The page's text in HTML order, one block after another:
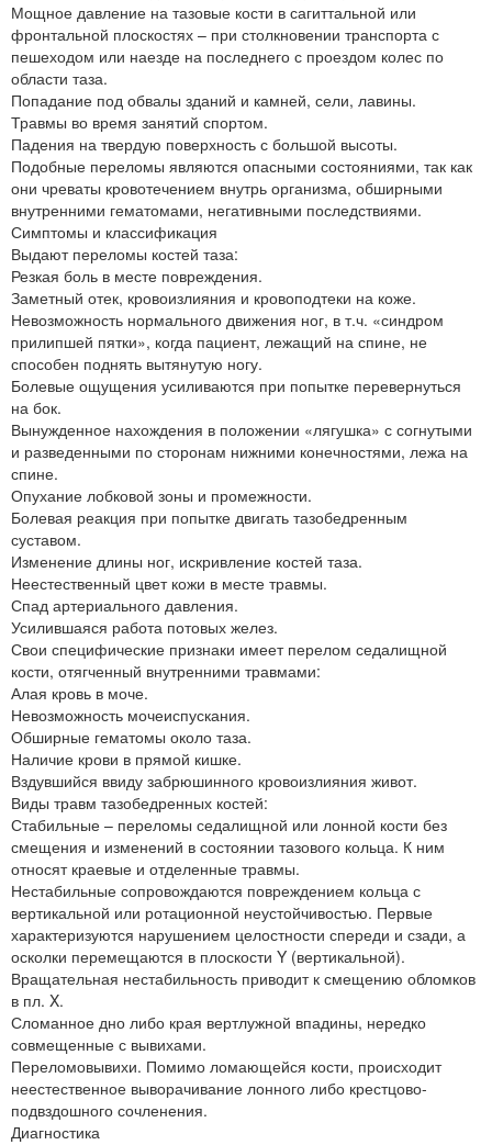
Мощное давление на тазовые кости в сагиттальной или
фронтальной плоскостях – при столкновении транспорта с
пешеходом или наезде на последнего с проездом колес по
области таза.
Попадание под обвалы зданий и камней, сели, лавины.
Травмы во время занятий спортом.
Падения на твердую поверхность с большой высоты.
Подобные переломы являются опасными состояниями, так как
они чреваты кровотечением внутрь организма, обширными
внутренними гематомами, негативными последствиями.
Симптомы и классификация
Выдают переломы костей таза:
Резкая боль в месте повреждения.
Заметный отек, кровоизлияния и кровоподтеки на коже.
Невозможность нормального движения ног, в т.ч. «синдром
прилипшей пятки», когда пациент, лежащий на спине, не
способен поднять вытянутую ногу.
Болевые ощущения усиливаются при попытке перевернуться
на бок.
Вынужденное нахождения в положении «лягушка» с согнутыми
и разведенными по сторонам нижними конечностями, лежа на
спине.
Опухание лобковой зоны и промежности.
Болевая реакция при попытке двигать тазобедренным
суставом.
Изменение длины ног, искривление костей таза.
Неестественный цвет кожи в месте травмы.
Спад артериального давления.
Усилившаяся работа потовых желез.
Свои специфические признаки имеет перелом седалищной
кости, отягченный внутренними травмами:
Алая кровь в моче.
Невозможность мочеиспускания.
Обширные гематомы около таза.
Наличие крови в прямой кишке.
Вздувшийся ввиду забрюшинного кровоизлияния живот.
Виды травм тазобедренных костей:
Стабильные – переломы седалищной или лонной кости без
смещения и изменений в состоянии тазового кольца. К ним
относят краевые и отделенные травмы.
Нестабильные сопровождаются повреждением кольца с
вертикальной или ротационной неустойчивостью. Первые
характеризуются нарушением целостности спереди и сзади, а
осколки перемещаются в плоскости Y (вертикальной).
Вращательная нестабильность приводит к смещению обломков
в пл. X.
Сломанное дно либо края вертлужной впадины, нередко
совмещенные с вывихами.
Переломовывихи. Помимо ломающейся кости, происходит
неестественное выворачивание лонного либо крестцово-
подвздошного сочленения.
Диагностика